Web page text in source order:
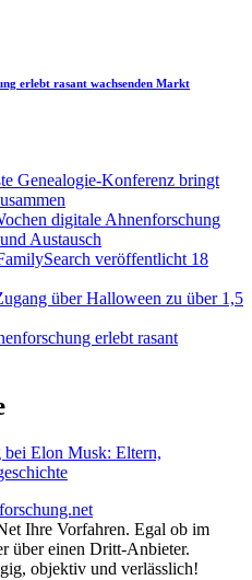
erlebt rasant wachsenden Markt
Genealogie-Konferenz bringt
digitale Ahnenforschung
Austausch
veröffentlicht 18
über Halloween zu über 1,5
erlebt rasant
bei Elon Musk: Eltern,
Ihre Vorfahren. Egal ob im
über einen Dritt-Anbieter.
objektiv und verlässlich!